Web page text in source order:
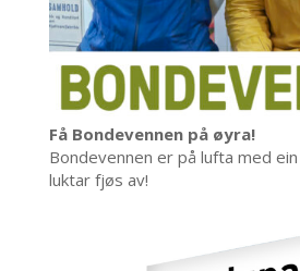
Få Bondevennen på øyra!
Bondevennen er på lufta med
luktar fjøs av!